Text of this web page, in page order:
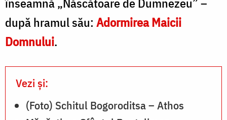
după hramul său: Adormirea Maicii
Domnului.
Vezi și:
(Foto) Schitul Bogoroditsa – Athos